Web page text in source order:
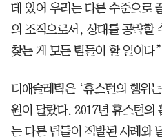
데 있어 우리는 다른 수준으로
의 조직으로서, 상대를 공략할
찾는 게 모든 팀들이 할 일이다
디애슬레틱은 ‘휴스턴의 행위
원이 달랐다. 2017년 휴스턴의
는 다른 팀들이 적발된 사례와